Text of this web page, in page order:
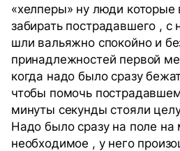
«хелперы» ну люди которые
забирать пострадавшего , с
шли вальяжно спокойно и
принадлежностей первой
когда надо было сразу
чтобы помочь
минуты секунды стояли
Надо было сразу на поле на
необходимое , у него